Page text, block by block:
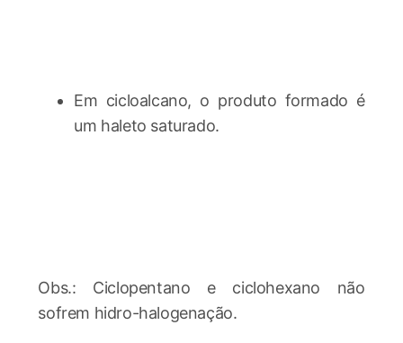
Em cicloalcano, o produto formado é
um haleto saturado.
Obs.: Ciclopentano e ciclohexano não
sofrem hidro-halogenação.